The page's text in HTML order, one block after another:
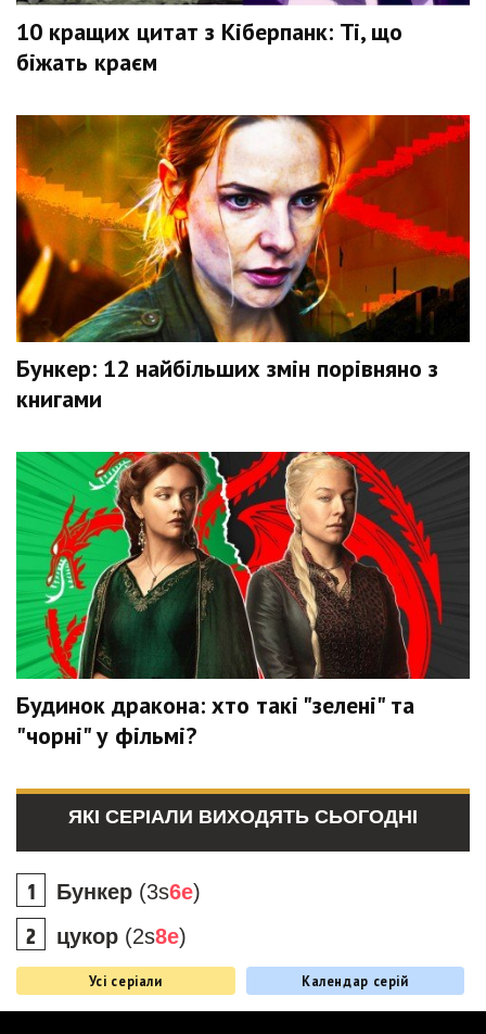
10 кращих цитат з Кіберпанк: Ті, що
біжать краєм
Бункер: 12 найбільших змін порівняно з
книгами
Будинок дракона: хто такі "зелені" та
"чорні" у фільмі?
ЯКІ СЕРІАЛИ ВИХОДЯТЬ СЬОГОДНІ
Бункер (3s6e)
цукор (2s8e)
Усі серіали Календар серій